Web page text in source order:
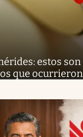
estos
que ocurrieron